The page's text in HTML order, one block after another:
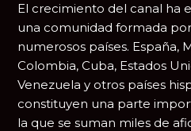
El crecimiento del canal ha
una comunidad formada
numerosos países. España,
Colombia, Cuba, Estados
Venezuela y otros países
constituyen una parte
la que se suman miles de